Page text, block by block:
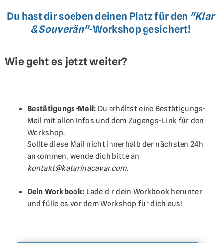
Du hast dir soeben deinen Platz für den "Klar
& Souverän"-Workshop gesichert!
Wie geht es jetzt weiter?
Bestätigungs-Mail: Du erhältst eine Bestätigungs-
Mail mit allen Infos und dem Zugangs-Link für den
Workshop.
Sollte diese Mail nicht innerhalb der nächsten 24h
ankommen, wende dich bitte an
kontakt@katarinacavar.com.
Dein Workbook: Lade dir dein Workbook herunter
und fülle es vor dem Workshop für dich aus!